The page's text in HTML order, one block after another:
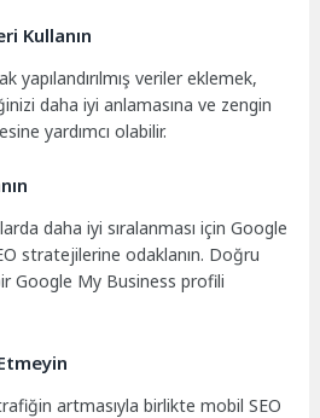
Kullanın
yapılandırılmış veriler eklemek,
daha iyi anlamasına ve zengin
yardımcı olabilir.
daha iyi sıralanması için Google
stratejilerine odaklanın. Doğru
Google My Business profili
artmasıyla birlikte mobil SEO